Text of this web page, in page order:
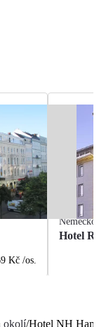
Kč /os.
Německo
Hotel
okolí/Hotel NH